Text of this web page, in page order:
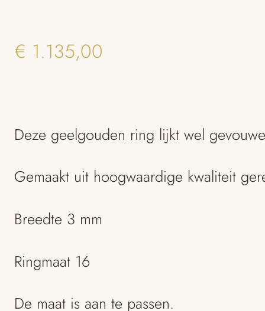
€ 1.135,00
Deze geelgouden ring lijkt wel
Gemaakt uit hoogwaardige kwaliteit
Breedte 3 mm
Ringmaat 16
De maat is aan te passen.